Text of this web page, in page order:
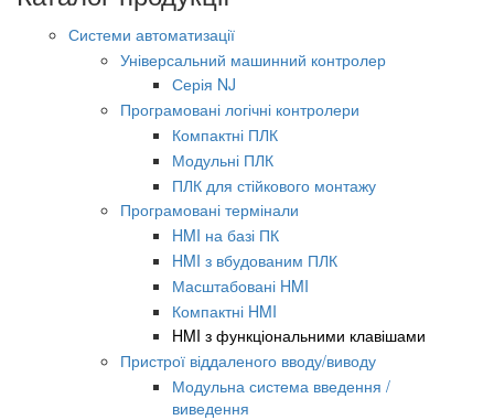
Системи автоматизації
Універсальний машинний контролер
Серія NJ
Програмовані логічні контролери
Компактні ПЛК
Модульні ПЛК
ПЛК для стійкового монтажу
Програмовані термінали
HMI на базі ПК
HMI з вбудованим ПЛК
Масштабовані HMI
Компактні HMI
HMI з функціональними клавішами
Пристрої віддаленого вводу/виводу
Модульна система введення /
виведення